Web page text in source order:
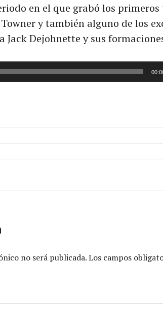
en el que grabó los
y también alguno de los
Jack Dejohnette y sus
no será publicada.Los campos